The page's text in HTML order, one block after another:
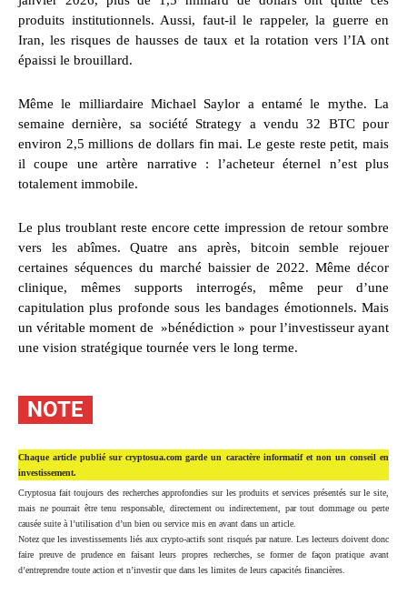
produits institutionnels. Aussi, faut-il le rappeler, la guerre en
Iran, les risques de hausses de taux et la rotation vers l’IA ont
épaissi le brouillard.
Même le milliardaire Michael Saylor a entamé le mythe. La
semaine dernière, sa société Strategy a vendu 32 BTC pour
environ 2,5 millions de dollars fin mai. Le geste reste petit, mais
il coupe une artère narrative : l’acheteur éternel n’est plus
totalement immobile.
Le plus troublant reste encore cette impression de retour sombre
vers les abîmes. Quatre ans après, bitcoin semble rejouer
certaines séquences du marché baissier de 2022. Même décor
clinique, mêmes supports interrogés, même peur d’une
capitulation plus profonde sous les bandages émotionnels. Mais
un véritable moment de »bénédiction » pour l’investisseur ayant
une vision stratégique tournée vers le long terme.
NOTE
Chaque article publié sur cryptosua.com garde un caractère informatif et non un conseil en
investissement.
Cryptosua fait toujours des recherches approfondies sur les produits et services présentés sur le site,
mais ne pourrait être tenu responsable, directement ou indirectement, par tout dommage ou perte
causée suite à l’utilisation d’un bien ou service mis en avant dans un article.
Notez que les investissements liés aux crypto-actifs sont risqués par nature. Les lecteurs doivent donc
faire preuve de prudence en faisant leurs propres recherches, se former de façon pratique avant
d’entreprendre toute action et n’investir que dans les limites de leurs capacités financières.